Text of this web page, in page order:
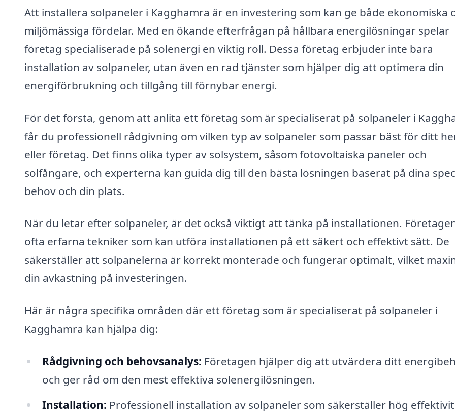
Att installera solpaneler i Kagghamra är en investering som kan ge både ekonomiska
miljömässiga fördelar. Med en ökande efterfrågan på hållbara energilösningar spelar
företag specialiserade på solenergi en viktig roll. Dessa företag erbjuder inte bara
installation av solpaneler, utan även en rad tjänster som hjälper dig att optimera din
energiförbrukning och tillgång till förnybar energi.
För det första, genom att anlita ett företag som är specialiserat på solpaneler i
får du professionell rådgivning om vilken typ av solpaneler som passar bäst för ditt
eller företag. Det finns olika typer av solsystem, såsom fotovoltaiska paneler och
solfångare, och experterna kan guida dig till den bästa lösningen baserat på dina
behov och din plats.
När du letar efter solpaneler, är det också viktigt att tänka på installationen.
ofta erfarna tekniker som kan utföra installationen på ett säkert och effektivt sätt. De
säkerställer att solpanelerna är korrekt monterade och fungerar optimalt, vilket
din avkastning på investeringen.
Här är några specifika områden där ett företag som är specialiserat på solpaneler i
Kagghamra kan hjälpa dig:
Rådgivning och behovsanalys: Företagen hjälper dig att utvärdera ditt
och ger råd om den mest effektiva solenergilösningen.
Installation: Professionell installation av solpaneler som säkerställer hög